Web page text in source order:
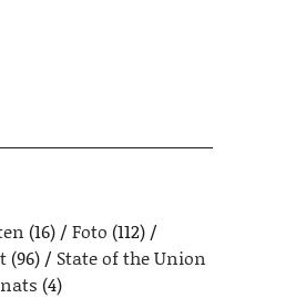
(16) Foto (112)
(96)
State of the Union
(4)